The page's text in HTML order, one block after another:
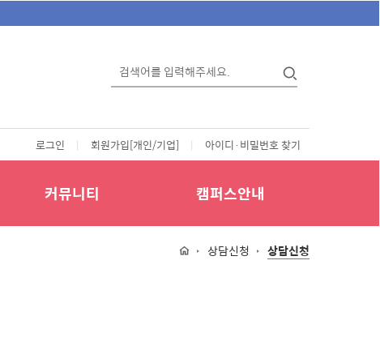
로그인 | 회원가입[개인/기업] | 아이디·비밀번호 찾기
커뮤니티 캠퍼스안내
상담신청 상담신청